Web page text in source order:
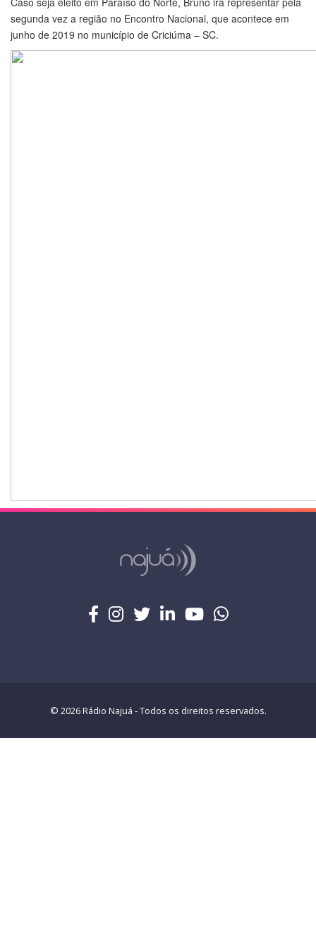
segunda vez a região no Encontro Nacional, que acontece em
junho de 2019 no município de Criciúma – SC.
© 2026 Rádio Najuá - Todos os direitos reservados.